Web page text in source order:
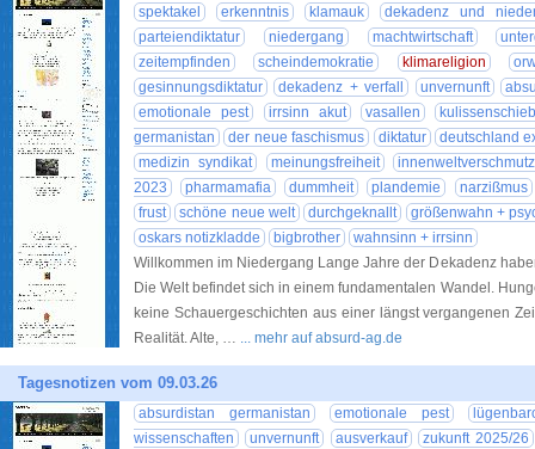
spektakel
erkenntnis klamauk
dekadenz und
parteiendiktatur
niedergang machtwirtschaft
zeitempfinden
scheindemokratie klimareligion
gesinnungsdiktatur
dekadenz + verfall unvernunft
emotionale pest
irrsinn akut vasallen
germanistan
der neue faschismus diktatur
deutschland
medizin syndikat
meinungsfreiheit
2023
pharmamafia dummheit plandemie
narzißmus
frust
schöne neue welt durchgeknallt
größenwahn +
oskars notizkladde
bigbrother
wahnsinn + irrsinn
Willkommen im Niedergang Lange Jahre der Dekadenz
Die Welt befindet sich in einem fundamentalen Wandel.
keine Schauergeschichten aus einer längst vergangenen
Realität. Alte, … ... mehr auf absurd-ag.de
Tagesnotizen vom 09.03.26
absurdistan germanistan emotionale pest
wissenschaften
unvernunft ausverkauf zukunft 2025/26